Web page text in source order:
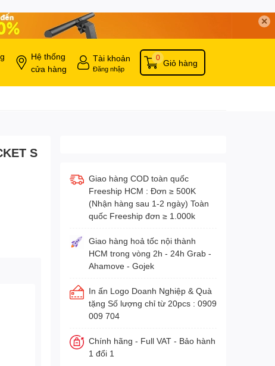
✕
Hệ thống
cửa hàng
Tài khoản
Đăng nhập
Giỏ hàng
0
S
Giao hàng COD toàn quốc
Freeship HCM : Đơn ≥ 500K
(Nhận hàng sau 1-2 ngày) Toàn
quốc Freeship đơn ≥ 1.000k
Giao hàng hoả tốc nội thành
HCM trong vòng 2h - 24h Grab -
Ahamove - Gojek
In ấn Logo Doanh Nghiệp & Quà
tặng Số lượng chỉ từ 20pcs : 0909
009 704
Chính hãng - Full VAT - Bảo hành
1 đổi 1